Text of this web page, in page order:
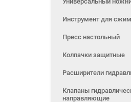
Инструмент для
Пресс настольный
Колпачки защитные
Расширители
Клапаны
направляющие